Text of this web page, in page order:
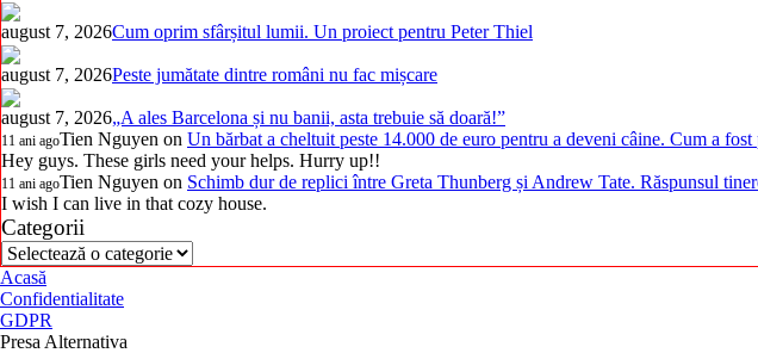
august 7, 2026Cum oprim sfârșitul lumii. Un proiect pentru Peter Thiel
august 7, 2026Peste jumătate dintre români nu fac mișcare
august 7, 2026„A ales Barcelona și nu banii, asta trebuie să doară!”
11 ani agoTien Nguyen on Un bărbat a cheltuit peste 14.000 de euro pentru a deveni câine. Cum a fost
Hey guys. These girls need your helps. Hurry up!!
11 ani agoTien Nguyen on Schimb dur de replici între Greta Thunberg și Andrew Tate. Răspunsul
I wish I can live in that cozy house.
Categorii
Categorii
Acasă
Confidentialitate
GDPR
Presa Alternativa